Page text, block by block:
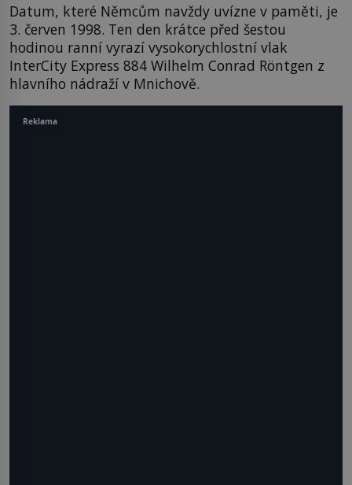
Datum, které Němcům navždy uvízne v paměti, je
3. červen 1998. Ten den krátce před šestou
hodinou ranní vyrazí vysokorychlostní vlak
InterCity Express 884 Wilhelm Conrad Röntgen z
hlavního nádraží v Mnichově.
Reklama